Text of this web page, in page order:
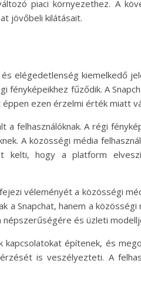
piaci környezethez. A
jövőbeli kilátásait.
elégedetlenség kiemelkedő
fényképeikhez fűződik. A
ezen érzelmi érték miatt
felhasználóknak. A régi
A közösségi média
kelti, hogy a platform
véleményét a közösségi
a Snapchat, hanem a
népszerűségére és üzleti
kapcsolatokat építenek, és
is veszélyezteti. A